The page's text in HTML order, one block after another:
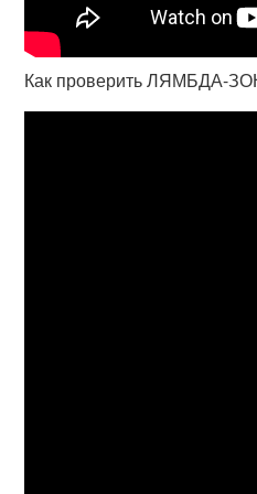
Как проверить ЛЯМБДА-